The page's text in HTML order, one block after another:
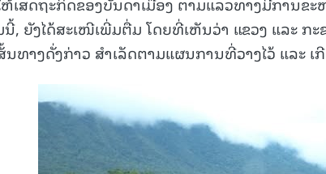
, ຍັງໄດ້ສະເໜີເພີ່ມຕື່ມ ໂດຍທີ່ເຫັນວ່າ ແຂວງ ແລະ ກະ
ນທາງດັ່ງກ່າວ ສໍາເລັດຕາມແຜນການທີ່ວາງໄວ້ ແລະ